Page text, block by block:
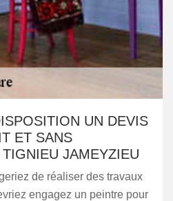
UN DEVIS
ET SANS
JAMEYZIEU
de réaliser des travaux
engagez un peintre pour